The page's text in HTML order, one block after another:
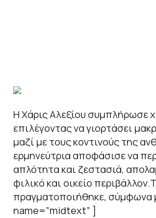
Η Χάρις Αλεξίου συμπλήρωσε
επιλέγοντας να γιορτάσει
μαζί με τους κοντινούς της
ερμηνεύτρια αποφάσισε να
απλότητα και ζεστασιά,
φιλικό και οικείο
πραγματοποιήθηκε, σύμφωνα
name=”midtext” ]